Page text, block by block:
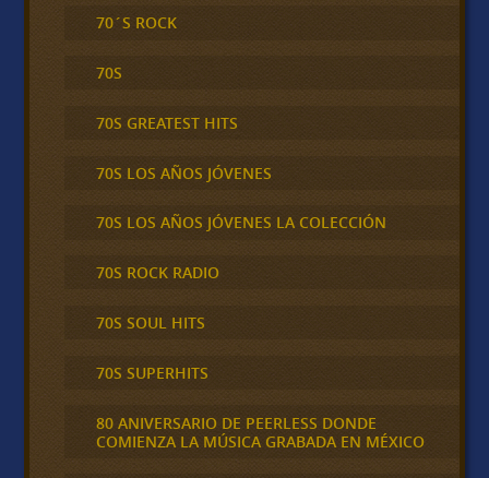
70´S ROCK
70S
70S GREATEST HITS
70S LOS AÑOS JÓVENES
70S LOS AÑOS JÓVENES LA COLECCIÓN
70S ROCK RADIO
70S SOUL HITS
70S SUPERHITS
80 ANIVERSARIO DE PEERLESS DONDE
COMIENZA LA MÚSICA GRABADA EN MÉXICO